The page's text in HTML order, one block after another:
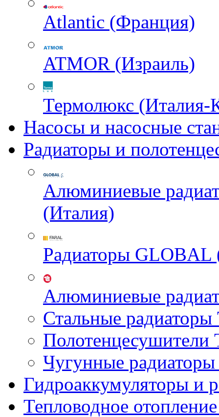
Atlantic (Франция)
ATMOR (Израиль)
Термолюкс (Италия-
Насосы и насосные
Радиаторы и
Алюминиевые
(Италия)
Радиаторы GLOBAL
Алюминиевые
Стальные
Чугунные
Гидроаккумуляторы и
Тепловодное